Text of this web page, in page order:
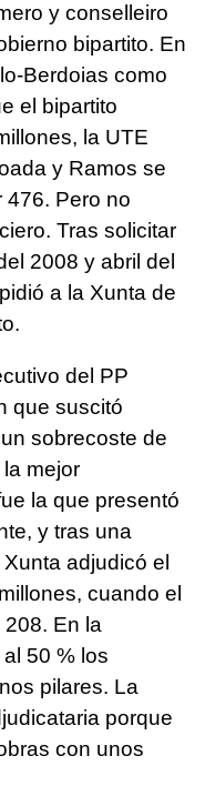
y conselleiro
bipartito. En
Berdoias como
el bipartito
la UTE
y Ramos se
476. Pero no
Tras solicitar
2008 y abril del
a la Xunta de
del PP
que suscitó
sobrecoste de
mejor
la que presentó
y tras una
adjudicó el
cuando el
En la
50 % los
pilares. La
porque
con unos